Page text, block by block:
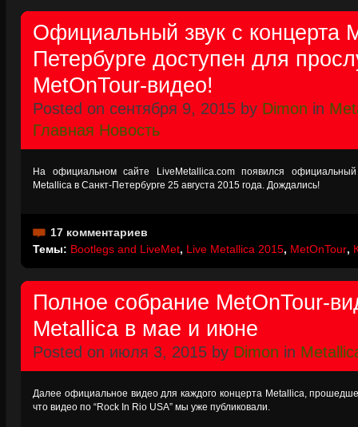
Официальный звук с концерта
Петербурге доступен для
MetOnTour-видео!
Posted on сентября 9, 2015 by Dimon in
Главная Новость
На официальном сайте LiveMetallica.com появился
Metallica в Санкт-Петербурге 25 августа 2015 года. Дождались!
17 комментариев
Темы: Bootlegs and LiveMet, Live Metallica 2015, MetOnTour,
Полное собрание MetOnTour-
Metallica в мае и июне
Posted on июля 3, 2015 by Dimon in
Далее официальное видео для каждого концерта Metallica,
что видео по “Rock In Rio USA” мы уже публиковали.